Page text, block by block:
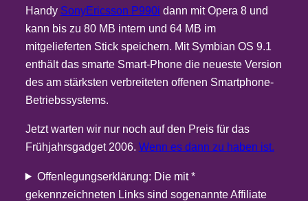
Handy SonyEricsson P990i dann mit Opera 8 und
kann bis zu 80 MB intern und 64 MB im
mitgelieferten Stick speichern. Mit Symbian OS 9.1
enthält das smarte Smart-Phone die neueste Version
des am stärksten verbreiteten offenen Smartphone-
Betriebssystems.
Jetzt warten wir nur noch auf den Preis für das
Frühjahrsgadget 2006. Wenn es dann zu haben ist.
Offenlegungserklärung: Die mit *
gekennzeichneten Links sind sogenannte Affiliate